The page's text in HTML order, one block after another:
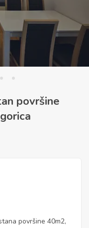
površine
površine 40m2,